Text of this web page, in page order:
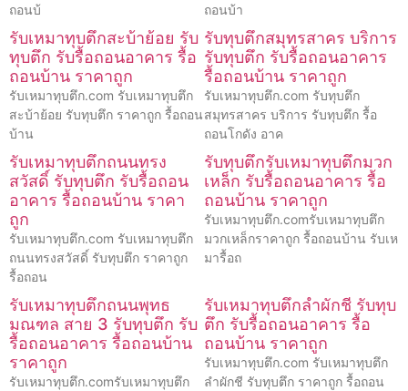
ถอนบ้
ถอนบ้า
รับเหมาทุบตึกสะบ้าย้อย รับ
ทุบตึก รับรื้อถอนอาคาร รื้อ
ถอนบ้าน ราคาถูก
รับเหมาทุบตึก.com รับเหมาทุบตึก
สะบ้าย้อย รับทุบตึก ราคาถูก รื้อถอน
บ้าน
รับทุบตึกสมุทรสาคร บริการ
รับทุบตึก รับรื้อถอนอาคาร
รื้อถอนบ้าน ราคาถูก
รับเหมาทุบตึก.com รับทุบตึก
สมุทรสาคร บริการ รับทุบตึก รื้อ
ถอนโกดัง อาค
รับเหมาทุบตึกถนนทรง
สวัสดิ์ รับทุบตึก รับรื้อถอน
อาคาร รื้อถอนบ้าน ราคา
ถูก
รับเหมาทุบตึก.com รับเหมาทุบตึก
ถนนทรงสวัสดิ์ รับทุบตึก ราคาถูก
รื้อถอน
รับทุบตึกรับเหมาทุบตึกมวก
เหล็ก รับรื้อถอนอาคาร รื้อ
ถอนบ้าน ราคาถูก
รับเหมาทุบตึก.comรับเหมาทุบตึก
มวกเหล็กราคาถูก รื้อถอนบ้าน รับเห
มารื้อถ
รับเหมาทุบตึกถนนพุทธ
มณฑล สาย 3 รับทุบตึก รับ
รื้อถอนอาคาร รื้อถอนบ้าน
ราคาถูก
รับเหมาทุบตึก.comรับเหมาทุบตึก
รับเหมาทุบตึกลำผักชี รับทุบ
ตึก รับรื้อถอนอาคาร รื้อ
ถอนบ้าน ราคาถูก
รับเหมาทุบตึก.com รับเหมาทุบตึก
ลำผักชี รับทุบตึก ราคาถูก รื้อถอน